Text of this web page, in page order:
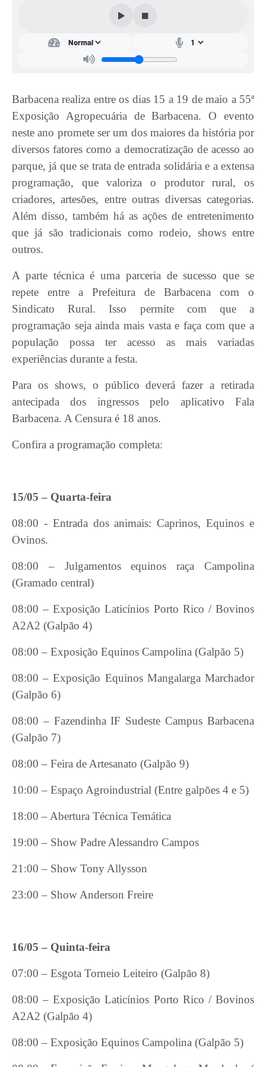
Plano Diretor e Mobilidade Urbana
3º Jornada Empreendedora BQ
Festival Gastronômico
Emprega Barbacena
Regularização de bairros
Carta de Serviços
Arquivos para Download
Telefones Úteis
Transparência
SIC
Barbacena realiza entre os dias 15 a 19 de maio a 55ª
Exposição Agropecuária de Barbacena. O evento
neste ano promete ser um dos maiores da história por
diversos fatores como a democratização de acesso ao
parque, já que se trata de entrada solidária e a extensa
programação, que valoriza o produtor rural, os
criadores, artesões, entre outras diversas categorias.
Além disso, também há as ações de entretenimento
que já são tradicionais como rodeio, shows entre
outros.
A parte técnica é uma parceria de sucesso que se
repete entre a Prefeitura de Barbacena com o
Sindicato Rural. Isso permite com que a
programação seja ainda mais vasta e faça com que a
população possa ter acesso as mais variadas
experiências durante a festa.
Para os shows, o público deverá fazer a retirada
antecipada dos ingressos pelo aplicativo Fala
Barbacena. A Censura é 18 anos.
Confira a programação completa:
15/05 – Quarta-feira
08:00 - Entrada dos animais: Caprinos, Equinos e
Ovinos.
08:00 – Julgamentos equinos raça Campolina
(Gramado central)
08:00 – Exposição Laticínios Porto Rico / Bovinos
A2A2 (Galpão 4)
08:00 – Exposição Equinos Campolina (Galpão 5)
08:00 – Exposição Equinos Mangalarga Marchador
(Galpão 6)
08:00 – Fazendinha IF Sudeste Campus Barbacena
(Galpão 7)
08:00 – Feira de Artesanato (Galpão 9)
10:00 – Espaço Agroindustrial (Entre galpões 4 e 5)
18:00 – Abertura Técnica Temática
19:00 – Show Padre Alessandro Campos
21:00 – Show Tony Allysson
23:00 – Show Anderson Freire
16/05 – Quinta-feira
07:00 – Esgota Torneio Leiteiro (Galpão 8)
08:00 – Exposição Laticínios Porto Rico / Bovinos
A2A2 (Galpão 4)
08:00 – Exposição Equinos Campolina (Galpão 5)